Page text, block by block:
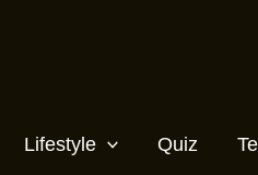
Lifestyle Quiz